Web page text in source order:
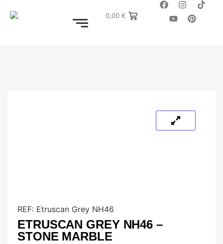
0,00€
REF: Etruscan Grey NH46
ETRUSCAN GREY NH46 –
STONE MARBLE